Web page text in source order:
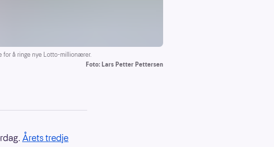
for å ringe nye Lotto-millionærer.
Foto: Lars Petter Pettersen
Årets tredje